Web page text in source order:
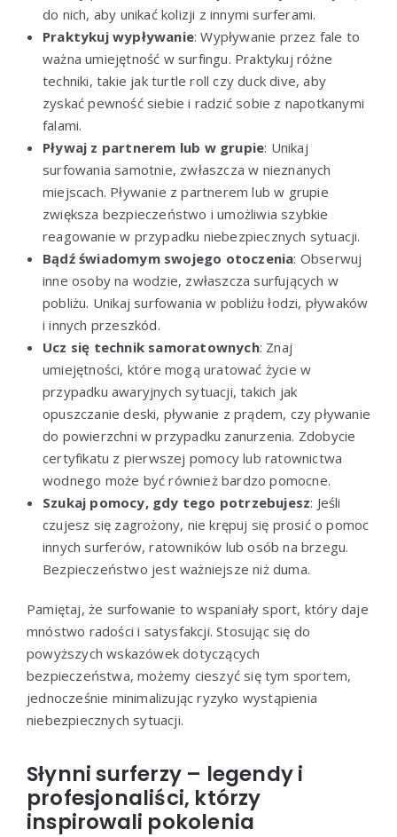
do nich, aby unikać kolizji z innymi surferami.
Praktykuj wypływanie: Wypływanie przez fale to
ważna umiejętność w surfingu. Praktykuj różne
techniki, takie jak turtle roll czy duck dive, aby
zyskać pewność siebie i radzić sobie z napotkanymi
falami.
Pływaj z partnerem lub w grupie: Unikaj
surfowania samotnie, zwłaszcza w nieznanych
miejscach. Pływanie z partnerem lub w grupie
zwiększa bezpieczeństwo i umożliwia szybkie
reagowanie w przypadku niebezpiecznych sytuacji.
Bądź świadomym swojego otoczenia: Obserwuj
inne osoby na wodzie, zwłaszcza surfujących w
pobliżu. Unikaj surfowania w pobliżu łodzi, pływaków
i innych przeszkód.
Ucz się technik samoratownych: Znaj
umiejętności, które mogą uratować życie w
przypadku awaryjnych sytuacji, takich jak
opuszczanie deski, pływanie z prądem, czy pływanie
do powierzchni w przypadku zanurzenia. Zdobycie
certyfikatu z pierwszej pomocy lub ratownictwa
wodnego może być również bardzo pomocne.
Szukaj pomocy, gdy tego potrzebujesz: Jeśli
czujesz się zagrożony, nie krępuj się prosić o pomoc
innych surferów, ratowników lub osób na brzegu.
Bezpieczeństwo jest ważniejsze niż duma.
Pamiętaj, że surfowanie to wspaniały sport, który daje
mnóstwo radości i satysfakcji. Stosując się do
powyższych wskazówek dotyczących
bezpieczeństwa, możemy cieszyć się tym sportem,
jednocześnie minimalizując ryzyko wystąpienia
niebezpiecznych sytuacji.
Słynni surferzy – legendy i
profesjonaliści, którzy
inspirowali pokolenia